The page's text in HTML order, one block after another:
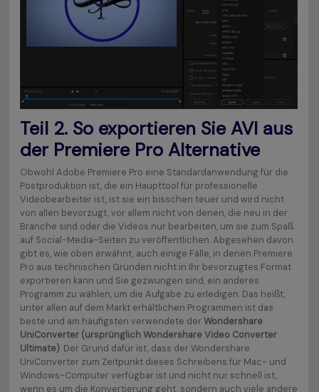
Teil 2. So exportieren Sie AVI aus
der Premiere Pro Alternative
Obwohl Adobe Premiere Pro eine Standardanwendung für die
Postproduktion ist, die ein Haupttool für professionelle
Videobearbeiter ist, ist sie ein bisschen teuer und wird nicht
von allen bevorzugt, vor allem nicht von denen, die neu in der
Branche sind oder die Videos nur bearbeiten, um sie zum Spaß
auf Social-Media-Seiten zu veröffentlichen. Abgesehen davon
gibt es, wie oben erwähnt, auch einige Fälle, in denen Premiere
Pro aus technischen Gründen nicht in Ihr bevorzugtes Format
exportieren kann und Sie gezwungen sind, ein anderes
Programm zu wählen, um die Aufgabe zu erledigen. Das heißt,
unter allen auf dem Markt erhältlichen Programmen ist das
beste und am häufigsten verwendete derWondershare
UniConverter (ursprünglich Wondershare Video Converter
Ultimate). Der Grund dafür ist, dass der Wondershare
UniConverter zum Zeitpunkt dieses Schreibens für Mac- und
Windows-Computer verfügbar ist und nicht nur schnell ist,
wenn es um die Konvertierung geht, sondern auch viele andere